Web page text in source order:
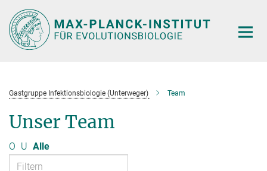
Hauptinhalt
Gastgruppe Infektionsbiologie (Unterweger) Team
Unser Team
O U Alle